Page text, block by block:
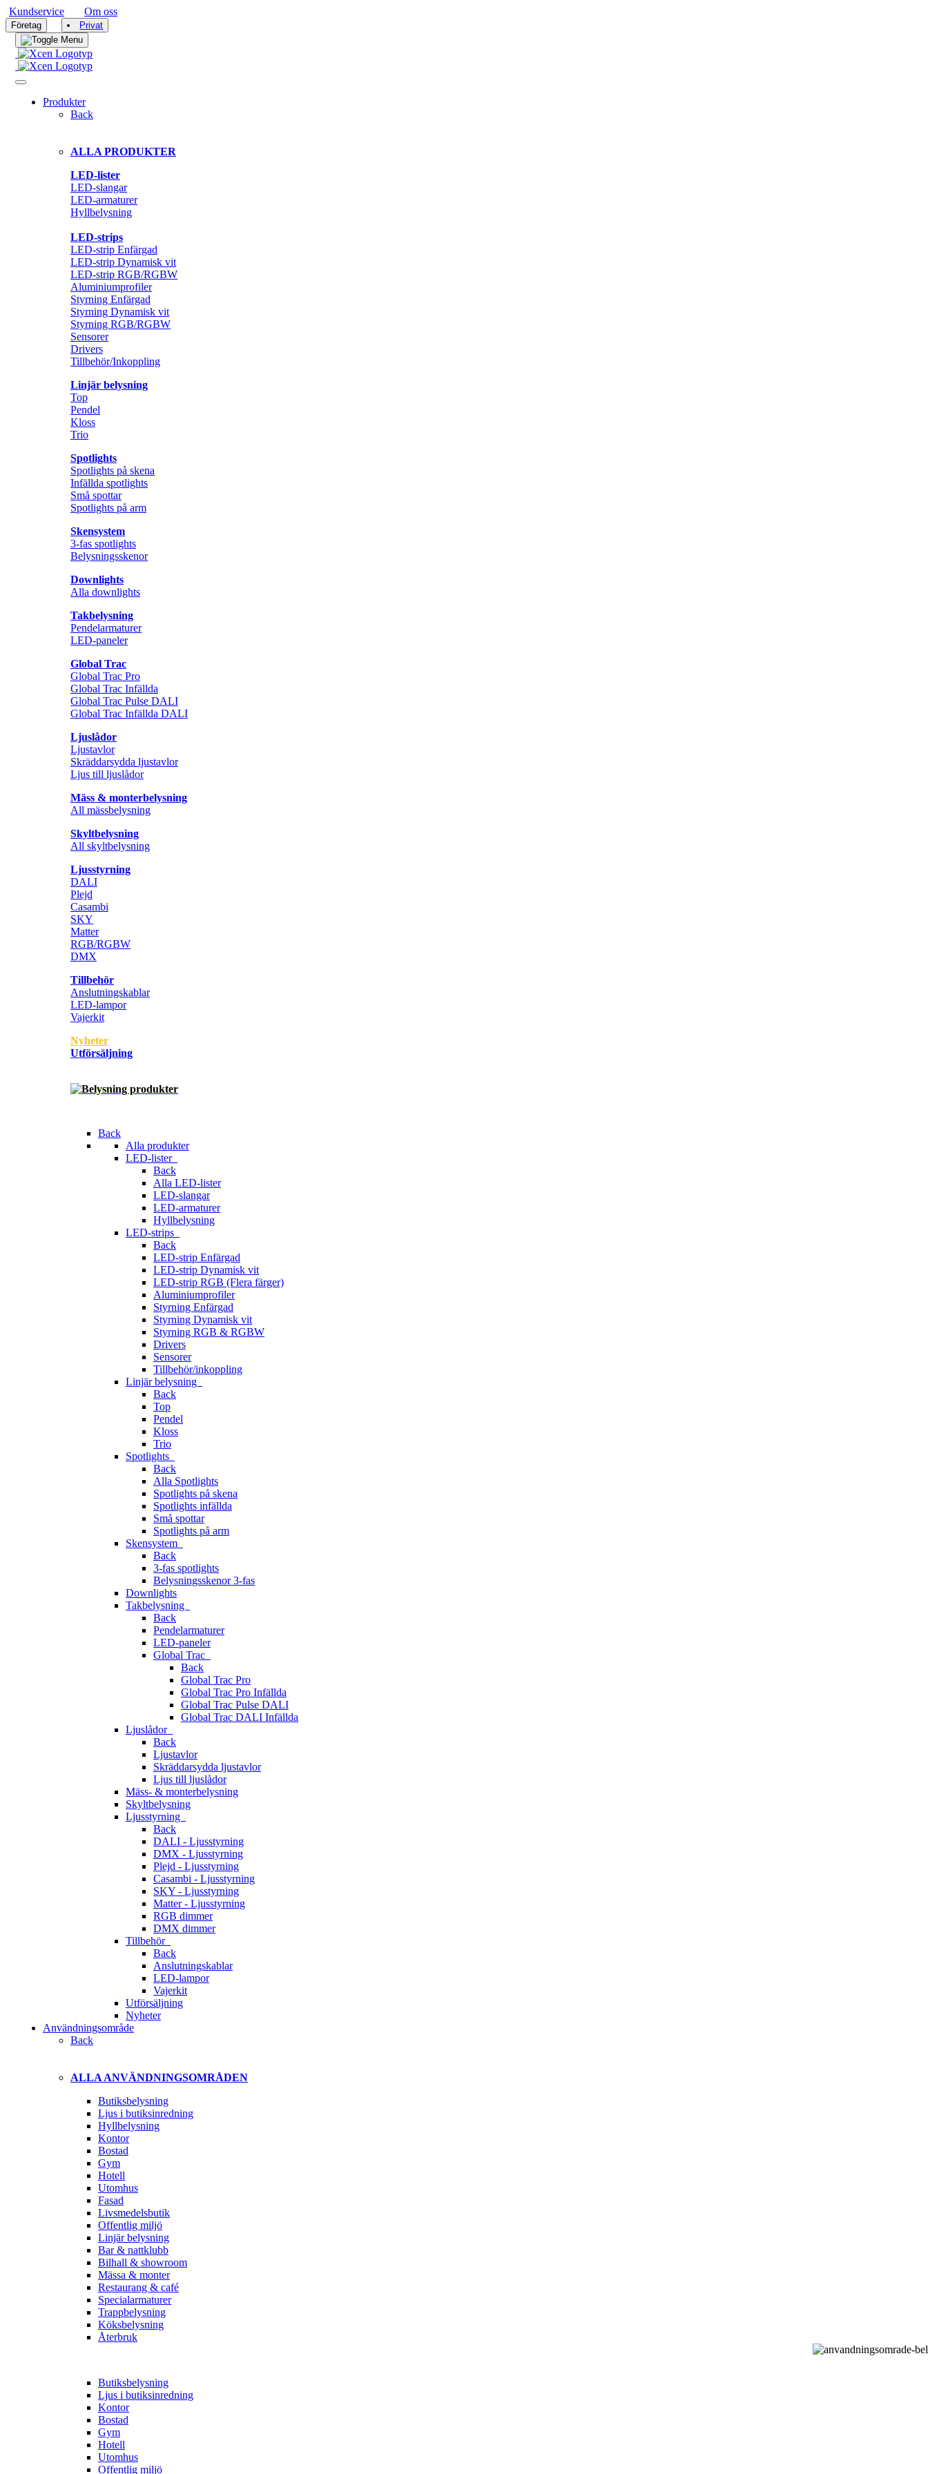
Kundservice Om oss
Företag Privat
Produkter
Back
ALLA PRODUKTER
LED-lister
LED-slangar
LED-armaturer
Hyllbelysning
LED-strips
LED-strip Enfärgad
LED-strip Dynamisk vit
LED-strip RGB/RGBW
Aluminiumprofiler
Styrning Enfärgad
Styrning Dynamisk vit
Styrning RGB/RGBW
Sensorer
Drivers
Tillbehör/Inkoppling
Linjär belysning
Top
Pendel
Kloss
Trio
Spotlights
Spotlights på skena
Infällda spotlights
Små spottar
Spotlights på arm
Skensystem
3-fas spotlights
Belysningsskenor
Downlights
Alla downlights
Takbelysning
Pendelarmaturer
LED-paneler
Global Trac
Global Trac Pro
Global Trac Infällda
Global Trac Pulse DALI
Global Trac Infällda DALI
Ljuslådor
Ljustavlor
Skräddarsydda ljustavlor
Ljus till ljuslådor
Mäss & monterbelysning
All mässbelysning
Skyltbelysning
All skyltbelysning
Ljusstyrning
DALI
Plejd
Casambi
SKY
Matter
RGB/RGBW
DMX
Tillbehör
Anslutningskablar
LED-lampor
Vajerkit
Nyheter
Utförsäljning
Back
Alla produkter
LED-lister
Back
Alla LED-lister
LED-slangar
LED-armaturer
Hyllbelysning
LED-strips
Back
LED-strip Enfärgad
LED-strip Dynamisk vit
LED-strip RGB (Flera färger)
Aluminiumprofiler
Styrning Enfärgad
Styrning Dynamisk vit
Styrning RGB & RGBW
Drivers
Sensorer
Tillbehör/inkoppling
Linjär belysning
Back
Top
Pendel
Kloss
Trio
Spotlights
Back
Alla Spotlights
Spotlights på skena
Spotlights infällda
Små spottar
Spotlights på arm
Skensystem
Back
3-fas spotlights
Belysningsskenor 3-fas
Downlights
Takbelysning
Back
Pendelarmaturer
LED-paneler
Global Trac
Back
Global Trac Pro
Global Trac Pro Infällda
Global Trac Pulse DALI
Global Trac DALI Infällda
Ljuslådor
Back
Ljustavlor
Skräddarsydda ljustavlor
Ljus till ljuslådor
Mäss- & monterbelysning
Skyltbelysning
Ljusstyrning
Back
DALI - Ljusstyrning
DMX - Ljusstyrning
Plejd - Ljusstyrning
Casambi - Ljusstyrning
SKY - Ljusstyrning
Matter - Ljusstyrning
RGB dimmer
DMX dimmer
Tillbehör
Back
Anslutningskablar
LED-lampor
Vajerkit
Utförsäljning
Nyheter
Användningsområde
Back
ALLA ANVÄNDNINGSOMRÅDEN
Butiksbelysning
Ljus i butiksinredning
Hyllbelysning
Kontor
Bostad
Gym
Hotell
Utomhus
Fasad
Livsmedelsbutik
Offentlig miljö
Linjär belysning
Bar & nattklubb
Bilhall & showroom
Mässa & monter
Restaurang & café
Specialarmaturer
Trappbelysning
Köksbelysning
Återbruk
Butiksbelysning
Ljus i butiksinredning
Kontor
Bostad
Gym
Hotell
Utomhus
Offentlig miljö